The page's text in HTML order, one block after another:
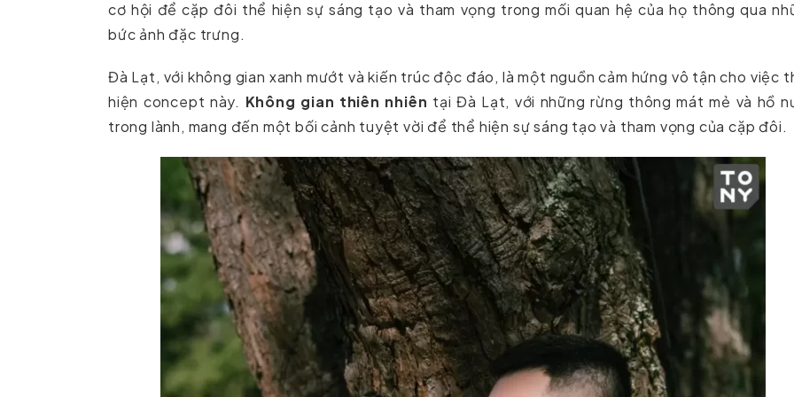
cơ hội để cặp đôi thể hiện sự sáng tạo và tham vọng trong mối quan hệ của họ thông qua
bức ảnh đặc trưng.
Đà Lạt, với không gian xanh mướt và kiến trúc độc đáo, là một nguồn cảm hứng vô tận cho việc
hiện concept này. Không gian thiên nhiên tại Đà Lạt, với những rừng thông mát mẻ và hồ
trong lành, mang đến một bối cảnh tuyệt vời để thể hiện sự sáng tạo và tham vọng của cặp đôi.